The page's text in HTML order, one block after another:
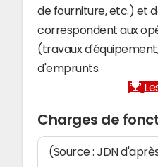
de fourniture, etc.) et
correspondent aux
(travaux
d'emprunts.
Charges de
(Source : JDN